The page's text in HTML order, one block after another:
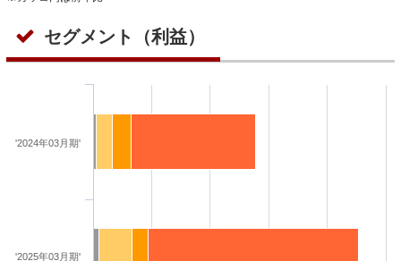
セグメント（利益）
'2024年03月期'
'2025年03月期'